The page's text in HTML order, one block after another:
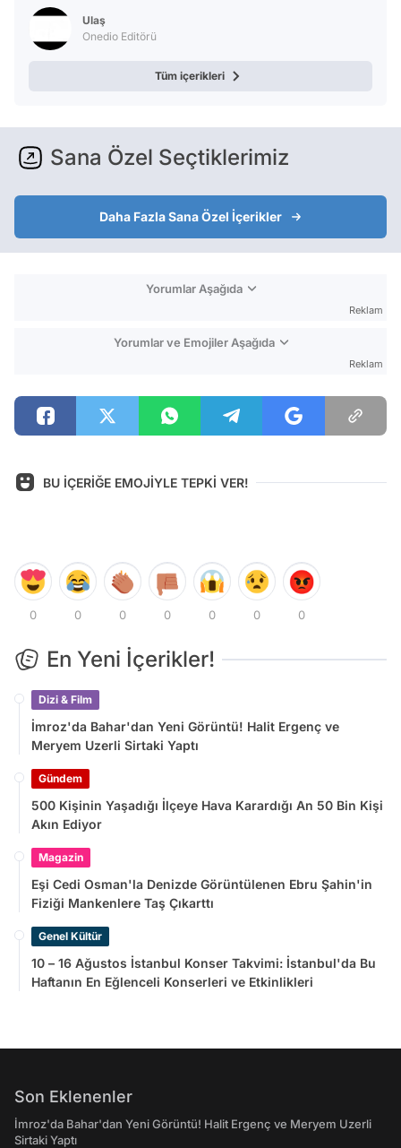
Ulaş
Onedio Editörü
Tüm içerikleri
Sana Özel Seçtiklerimiz
Daha Fazla Sana Özel İçerikler
Yorumlar Aşağıda
Reklam
Yorumlar ve Emojiler Aşağıda
Reklam
BU İÇERİĞE EMOJİYLE TEPKİ VER!
0 0 0 0 0 0 0
En Yeni İçerikler!
Dizi & Film
İmroz'da Bahar'dan Yeni Görüntü! Halit Ergenç ve
Meryem Uzerli Sirtaki Yaptı
Gündem
500 Kişinin Yaşadığı İlçeye Hava Karardığı An 50 Bin Kişi
Akın Ediyor
Magazin
Eşi Cedi Osman'la Denizde Görüntülenen Ebru Şahin'in
Fiziği Mankenlere Taş Çıkarttı
Genel Kültür
10 – 16 Ağustos İstanbul Konser Takvimi: İstanbul'da Bu
Haftanın En Eğlenceli Konserleri ve Etkinlikleri
Son Eklenenler
İmroz'da Bahar'dan Yeni Görüntü! Halit Ergenç ve Meryem Uzerli
Sirtaki Yaptı